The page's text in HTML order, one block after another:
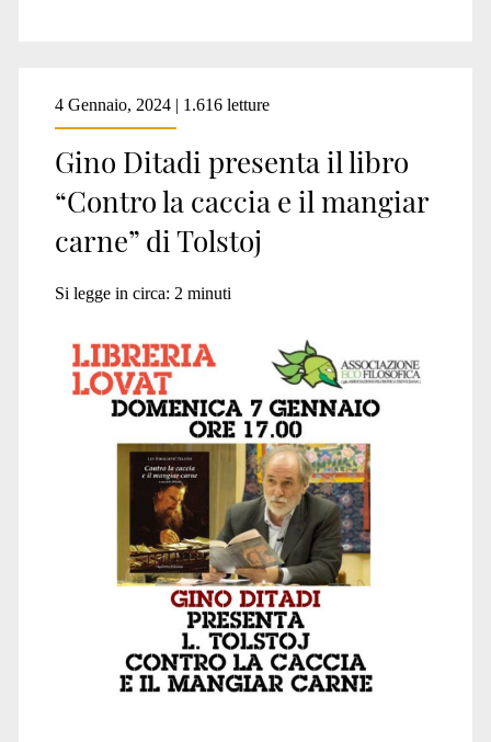
4 Gennaio, 2024 | 1.616 letture
Gino Ditadi presenta il libro
“Contro la caccia e il mangiar
carne” di Tolstoj
Si legge in circa: 2 minuti